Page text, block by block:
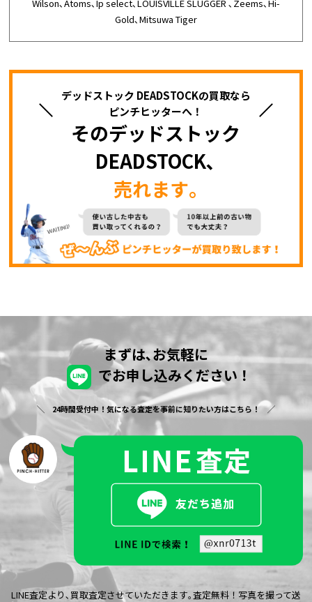
Wilson､Atoms､Ip select､LOUISVILLE SLUGGER ､Zeems､Hi-
Gold､Mitsuwa Tiger
デッドストック DEADSTOCKの買取なら
ピンチヒッターへ！
そのデッドストック
DEADSTOCK､
売れます｡
まずは､お気軽に
でお申し込みください！
24時間受付中！気になる査定を事前に知りたい方はこちら！
LINE査定より､買取査定させていただきます｡査定無料！写真を撮って送